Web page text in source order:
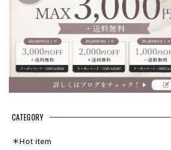
CATEGORY
＊Hot item